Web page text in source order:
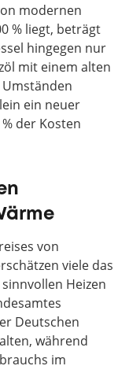
modernen
% liegt, beträgt
hingegen nur
mit einem alten
ein neuer
der Kosten
von
viele das
Heizen
Deutschen
während
im